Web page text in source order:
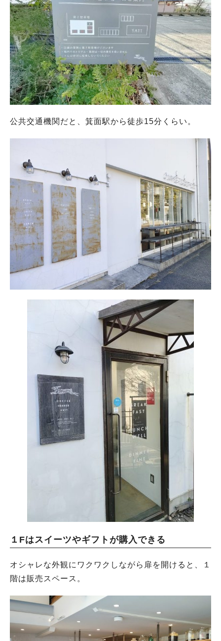
公共交通機関だと、箕面駅から徒歩15分くらい。
１Fはスイーツやギフトが購入できる
オシャレな外観にワクワクしながら扉を開けると、１
階は販売スペース。